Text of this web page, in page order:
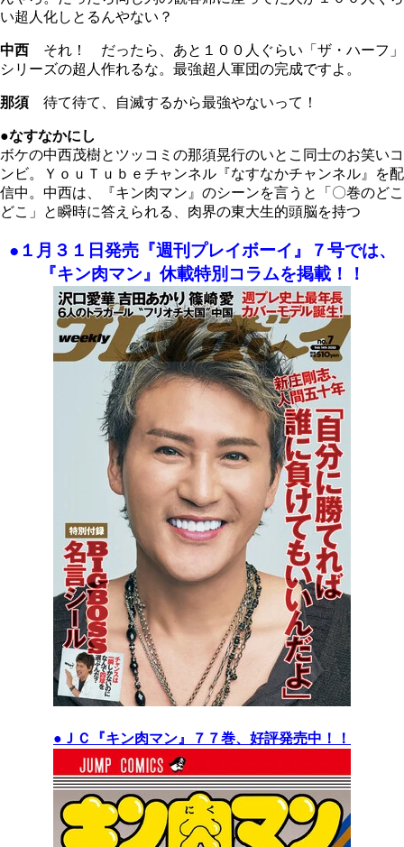
い超人化しとるんやない？
中西 それ！ だったら、あと１００人ぐらい「ザ・ハーフ」
シリーズの超人作れるな。最強超人軍団の完成ですよ。
那須 待て待て、自滅するから最強やないって！
●なすなかにし
ボケの中西茂樹とツッコミの那須晃行のいとこ同士のお笑いコ
ンビ。ＹｏｕＴｕｂｅチャンネル『なすなかチャンネル』を配
信中。中西は、『キン肉マン』のシーンを言うと「〇巻のどこ
どこ」と瞬時に答えられる、肉界の東大生的頭脳を持つ
●１月３１日発売『週刊プレイボーイ』７号では、
『キン肉マン』休載特別コラムを掲載！！
●ＪＣ『キン肉マン』７７巻、好評発売中！！